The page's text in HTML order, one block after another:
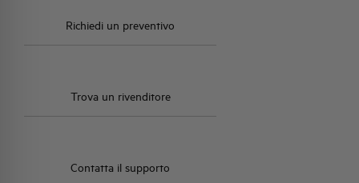
Richiedi un preventivo
Trova un rivenditore
Contatta il supporto